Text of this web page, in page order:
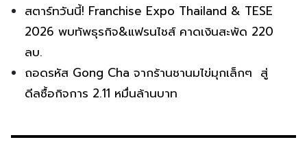
สตาร์ทวันนี้! Franchise Expo Thailand & TESE
2026 พบทัพธุรกิจ&แฟรนไชส์ คาดเงินสะพัด 220
ลบ.
ถอดรหัส Gong Cha จากร้านชานมไข่มุกเล็กๆ สู่
ดีลซื้อกิจการ 2.11 หมื่นล้านบาท